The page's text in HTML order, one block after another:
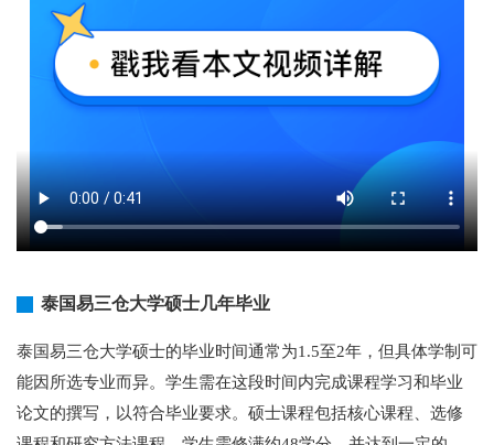
泰国易三仓大学硕士几年毕业
泰国易三仓大学硕士的毕业时间通常为1.5至2年，但具体学制可
能因所选专业而异。学生需在这段时间内完成课程学习和毕业
论文的撰写，以符合毕业要求。硕士课程包括核心课程、选修